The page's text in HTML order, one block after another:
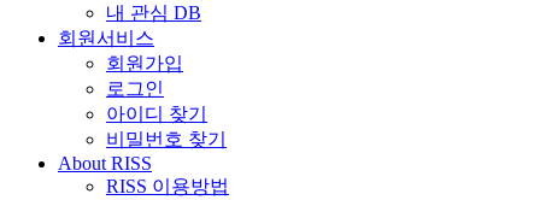
내 관심 DB
회원서비스
회원가입
로그인
아이디 찾기
비밀번호 찾기
About RISS
RISS 이용방법